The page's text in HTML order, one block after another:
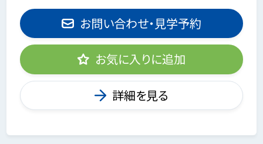
お問い合わせ・見学予約
お気に入りに追加
詳細を見る